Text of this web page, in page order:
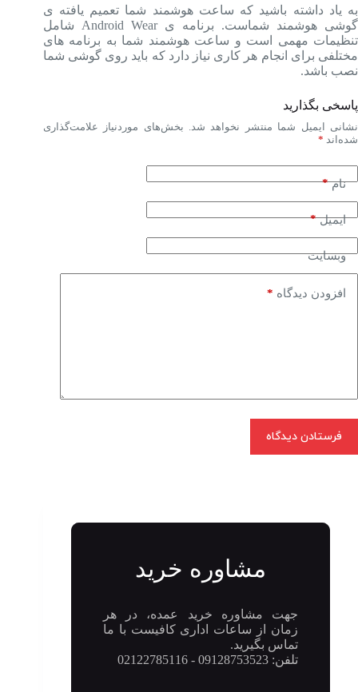
به یاد داشته باشید که ساعت هوشمند شما تعمیم یافته ی
گوشی هوشمند شماست. برنامه ی Android Wear شامل
تنظیمات مهمی است و ساعت هوشمند شما به برنامه های
مختلفی برای انجام هر کاری نیاز دارد که باید روی گوشی شما
نصب باشد.
پاسخی بگذارید
نشانی ایمیل شما منتشر نخواهد شد. بخش‌های موردنیاز علامت‌گذاری
شده‌اند *
نام*
ایمیل*
وبسایت
افزودن دیدگاه *
فرستادن دیدگاه
مشاوره خرید
جهت مشاوره خرید عمده، در هر
زمان از ساعات اداری کافیست با ما
تماس بگیرید.
تلفن: 09128753523 - 02122785116